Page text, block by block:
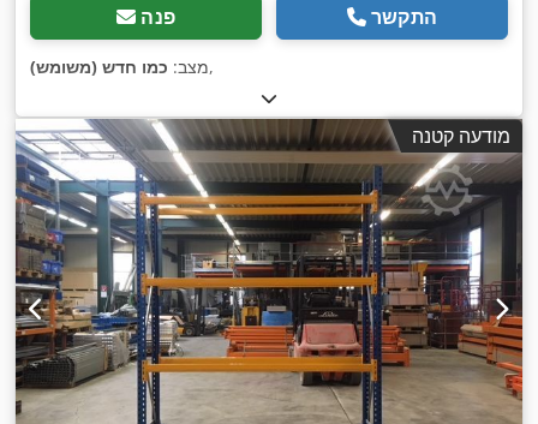
פנה התקשר
מצב: כמו חדש (משומש) ,
מודעה קטנה